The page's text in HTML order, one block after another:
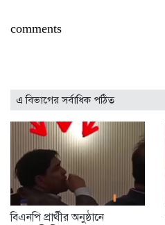
comments
এ বিভাগের সর্বাধিক পঠিত
বিএনপি প্রার্থীর অনুষ্ঠানে